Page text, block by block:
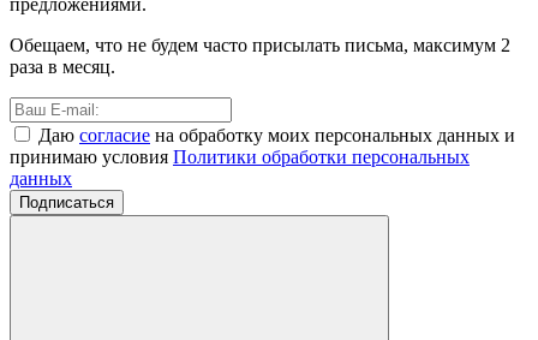
Обещаем, что не будем часто присылать письма, максимум 2
раза в месяц.
Даю согласие на обработку моих персональных данных и
принимаю условия Политики обработки персональных
данных
Подписаться